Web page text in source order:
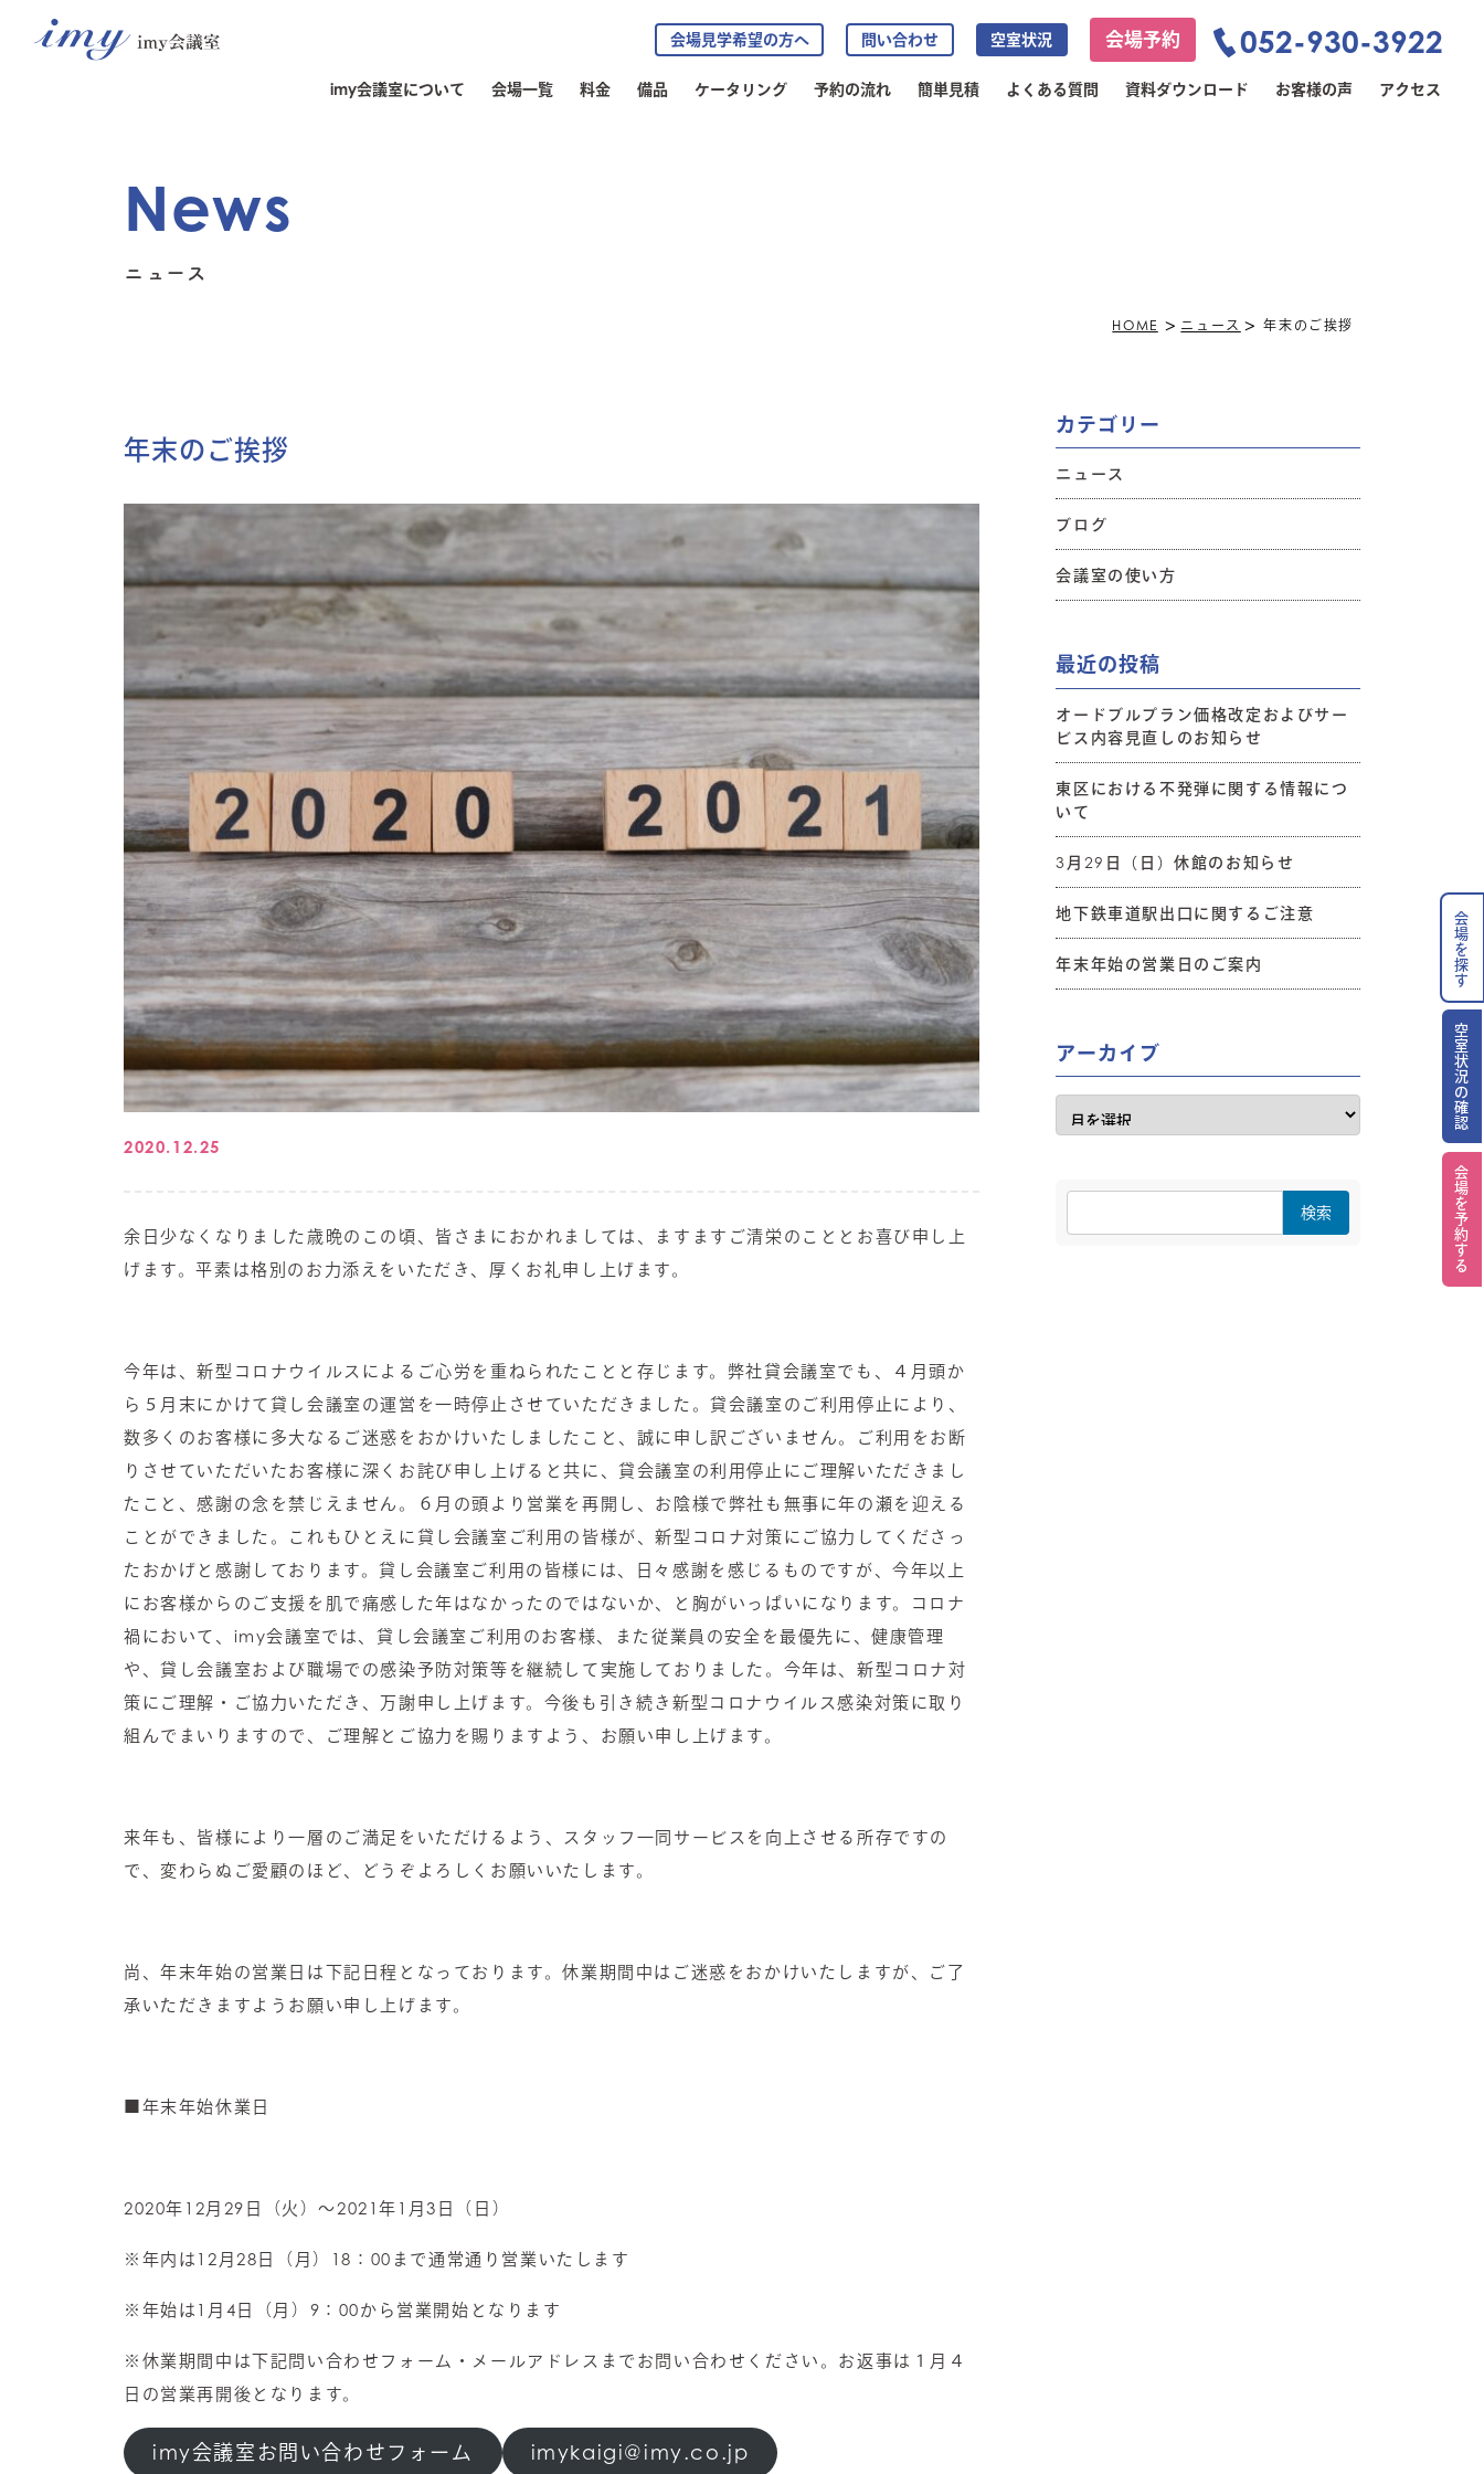
会場見学希望の方へ 問い合わせ 空室状況 会場予約 052-930-3922
imy会議室について 会場一覧 料金 備品 ケータリング 予約の流れ 簡単見積 よくある質問 資料ダウンロード お客様の声 アクセス
News
ニュース
HOME > ニュース > 年末のご挨拶
年末のご挨拶
2020.12.25
余日少なくなりました歳晩のこの頃、皆さまにおかれましては、ますますご清栄のこととお喜び申し上
げます。平素は格別のお力添えをいただき、厚くお礼申し上げます。
今年は、新型コロナウイルスによるご心労を重ねられたことと存じます。弊社貸会議室でも、４月頭か
ら５月末にかけて貸し会議室の運営を一時停止させていただきました。貸会議室のご利用停止により、
数多くのお客様に多大なるご迷惑をおかけいたしましたこと、誠に申し訳ございません。ご利用をお断
りさせていただいたお客様に深くお詫び申し上げると共に、貸会議室の利用停止にご理解いただきまし
たこと、感謝の念を禁じえません。６月の頭より営業を再開し、お陰様で弊社も無事に年の瀬を迎える
ことができました。これもひとえに貸し会議室ご利用の皆様が、新型コロナ対策にご協力してくださっ
たおかげと感謝しております。貸し会議室ご利用の皆様には、日々感謝を感じるものですが、今年以上
にお客様からのご支援を肌で痛感した年はなかったのではないか、と胸がいっぱいになります。コロナ
禍において、imy会議室では、貸し会議室ご利用のお客様、また従業員の安全を最優先に、健康管理
や、貸し会議室および職場での感染予防対策等を継続して実施しておりました。今年は、新型コロナ対
策にご理解・ご協力いただき、万謝申し上げます。今後も引き続き新型コロナウイルス感染対策に取り
組んでまいりますので、ご理解とご協力を賜りますよう、お願い申し上げます。
来年も、皆様により一層のご満足をいただけるよう、スタッフ一同サービスを向上させる所存ですの
で、変わらぬご愛顧のほど、どうぞよろしくお願いいたします。
尚、年末年始の営業日は下記日程となっております。休業期間中はご迷惑をおかけいたしますが、ご了
承いただきますようお願い申し上げます。
■年末年始休業日
2020年12月29日（火）～2021年1月3日（日）
※年内は12月28日（月）18：00まで通常通り営業いたします
※年始は1月4日（月）9：00から営業開始となります
※休業期間中は下記問い合わせフォーム・メールアドレスまでお問い合わせください。お返事は１月４
日の営業再開後となります。
imy会議室お問い合わせフォーム imykaigi@imy.co.jp
カテゴリー
ニュース
ブログ
会議室の使い方
最近の投稿
オードブルプラン価格改定およびサー
ビス内容見直しのお知らせ
東区における不発弾に関する情報につ
いて
3月29日（日）休館のお知らせ
地下鉄車道駅出口に関するご注意
年末年始の営業日のご案内
アーカイブ
会場を探す
空室状況の確認
会場を予約する